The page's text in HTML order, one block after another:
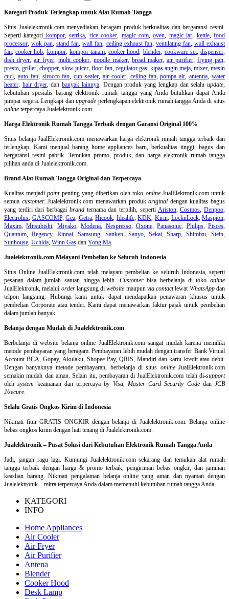
Kategori Produk Terlengkap untuk Alat Rumah Tangga
Situs Jualelektronik.com menyediakan beragam produk berkualitas dan bergaransi resmi.
Seperti kategori kompor,setrika rice cooker magic com,oven magic jar kettle,food
processor ,wok pan ,stand fan ,wall fan ceiling exhaust fan, ventilating fan, wall exhaust
fan ,cooker hob kompor, kompor tanam,cooker hood blender, cookware set,dispenser
dish dryer ,air fryer ,multi cooker ,noodle maker, bread maker, air purifier, frying pan
presto ,griller ,chopper ,slow juicer ,floor fan regulator gas, kipas angin meja, mixer,mesin
cuci auto fan, sirocco fan ,cup sealer ,air cooler, ceiling fan,pompa air ,antenna ,water
heater hair dryer, dan banyak lainnya. Dengan produk yang lengkap dan selalu update
kebutuhan spesialis barang elektronik rumah tangga yang Anda butuhkan dapat Anda
jumpai segera. Lengkapi danupgrade perlengkapan elektronik rumah tangga Anda di situs
online terpercaya Jualelektronik.com.
Harga Elektronik Rumah Tangga Terbaik dengan Garansi Original 100%
Situs belanjaJualElektronik.com menawarkan harga elektronik rumah tangga terbaik dan
terlengkap. Kami menjual barang home appliances baru, berkualitas tinggi, bagus dan
bergaransi resmi pabrik. Temukan promo, produk, dan harga elektronik rumah tangga
pilihan anda di Jualelektronik.com.
Brand Alat Rumah Tangga Original dan Terpercaya
Kualitas menjadipointpenting yang diberikan oleh toko onlineJualElektronik.com untuk
semua customer. Jualelektronik.com menawarkan produkoriginal dengan kualitas bagus
yang terdiri dari berbagai brandternama dan terpilih, seperti Ariston,Cosmos ,Denpoo
Electrolux GASCOMP,Gea Getra,Hicook Idealife,KDK Kirin, LocknLock,Maspion
Maxim ,Mitsubishi Miyako,Modena Nespresso, Oxone,Panasonic Philips, Pisces
Quantum
Regency, Rinnai,Samsung ,Sanken Sanyo, Sekai,Sharp ,Shimizu ,Stein
Sunhouse Uchida Winn Gas dan Yong Ma
Jualelektronik.com Melayani Pembelian ke Seluruh Indonesia
Situs Online JualElektronik.com telah melayani pembelian ke seluruh Indonesia, seperti
pesanan dalam jumlah satuan hingga lebih. Customerbisa berbelanja di tokoonline
JualElektronik, melalui orderlangsung diwebsite maupun via contactlewat WhatsAppdan
telpon langsung
Hubungi kami untuk dapat mendapatkan penawaran khusus untuk
pembelian Corporate atau tender. Kami dapat menawarkan faktur pajak untuk pembelian
dalam jumlah banyak
Belanja dengan Mudah di Jualelektronik.com
Berbelanja diwebsite belanja online JualElektronik.com sangat mudah karena memiliki
metode pembayaran yang beragam. Pembayaran lebih mudah dengan transfer Bank Virtual
Account BCA, Gopay, Akulaku, Shopee Pay, QRIS, Mandiri dan kartu kredit atau debit.
Dengan banyaknya metode pembayaran, berbelanja di situs onlineJualElektronik.com
semakin mudah dan aman. Selain itu, pembayaran di JualElektronik.com telah di-support
olehsystem keamanan dan terpercayaby Visa, Master Card Security Codedan JCB
J/secure
Selalu Gratis Ongkos Kirim di Indonesia
Nikmati fitur GRATIS ONGKIR dengan belanja di Jualelektronik.com. Belanja online
bebas ongkos kirim dengan hati tenang di Jualelektronik.com.
Jualelektronik – Pusat Solusi dari Kebutuhan Elektronik Rumah Tangga Anda
Jadi, jangan ragu lagi. Kunjungi Jualelektronik.com sekarang dan temukan alat rumah
tangga terbaik dengan harga & promo terbaik, pengiriman bebas ongkir, dan jaminan
keaslian barang. Nikmati pengalaman belanja online yang aman dan nyaman dengan
Jualelektronik – mitra terpercaya Anda dalam memenuhi kebutuhan rumah tangga Anda.
KATEGORI
INFO
Home Appliances
Air Cooler
Air Fryer
Air Purifier
Antena
Blender
Cooker Hood
Desk Lamp